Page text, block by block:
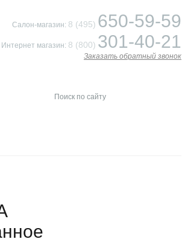
Cалон-магазин: 8 (495) 650-59-59
Интернет магазин: 8 (800) 301-40-21
Заказать обратный звонок